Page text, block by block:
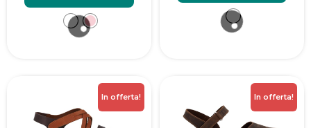
In offerta! In offerta!